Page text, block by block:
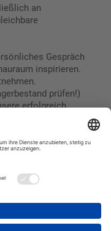
an
Gespräch
inspirieren.
prüfen!)
erfolgreich
Lastschrift